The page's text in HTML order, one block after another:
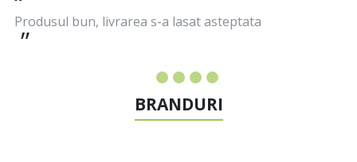
Produsul bun, livrarea s-a lasat asteptata
BRANDURI